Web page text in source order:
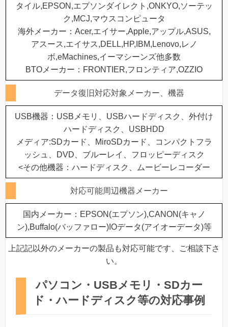
タイル,EPSON,エプソンダイレクト,ONKYO,ソーテッ
ク,MCJ,マウスコンピュータ
海外メーカー：Acer,エイサー,Apple,アップル,ASUS,
アスース,エイサス,DELL,HP,IBM,Lenovo,レノ
ボ,eMachines,イーマシーンズ他多数
BTOメーカー：FRONTIER,フロンティア,OZZIO
データ復旧対応対象メーカー、機器
USB機器：USBメモリ、USBハードディスク、外付け
ハードディスク、USBHDD
メディア:SDカード、MiroSDカード、コンパクトフラ
ッシュ、DVD、ブルーレイ、フロッピーディスク
<その他機器：ハードディスク、ムービーレコーダー
対応可能周辺機器メーカー
国内メーカー：EPSON(エプソン),CANON(キャノ
ン),Buffalo(バッファロー)IOデータ(アイオーデータ)等
上記記以外のメーカーの製品も対応可能です、ご相談下さ
い。
パソコン・USBメモリ・SDカー
ド・ハードディスク等の対応事例